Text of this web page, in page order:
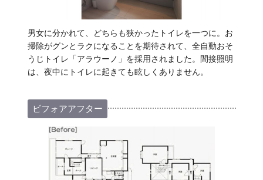
男女に分かれて、どちらも狭かったトイレを一つに。お
掃除がグンとラクになることを期待されて、全自動おそ
うじトイレ「アラウーノ」を採用されました。間接照明
は、夜中にトイレに起きても眩しくありません。
ビフォアアフター